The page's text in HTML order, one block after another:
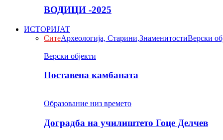
ВОДИЦИ -2025
ИСТОРИЈАТ
СитеАрхеологија, Старини,ЗнаменитостиВерски
Верски објекти
Поставена камбаната
Образование низ времето
Доградба на училиштето Гоце Делчев